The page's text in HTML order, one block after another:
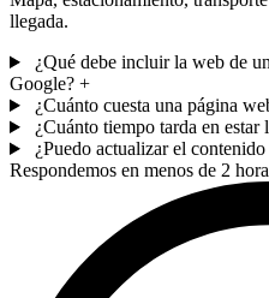
llegada.
¿Qué debe incluir la web de
Google? +
¿Cuánto cuesta una página
¿Cuánto tiempo tarda en
¿Puedo actualizar el
Respondemos en menos de 2